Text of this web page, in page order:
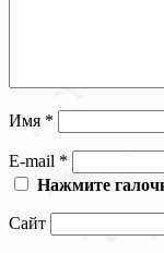
Имя *
E-mail *
Нажмите
Сайт